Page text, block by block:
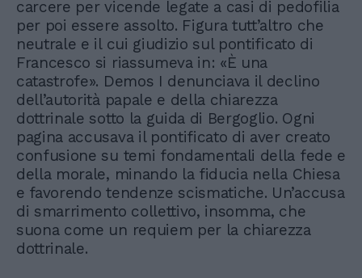
carcere per vicende legate a casi di pedofilia
per poi essere assolto. Figura tutt’altro che
neutrale e il cui giudizio sul pontificato di
Francesco si riassumeva in: «È una
catastrofe». Demos I denunciava il declino
dell’autorità papale e della chiarezza
dottrinale sotto la guida di Bergoglio. Ogni
pagina accusava il pontificato di aver creato
confusione su temi fondamentali della fede e
della morale, minando la fiducia nella Chiesa
e favorendo tendenze scismatiche. Un’accusa
di smarrimento collettivo, insomma, che
suona come un requiem per la chiarezza
dottrinale.